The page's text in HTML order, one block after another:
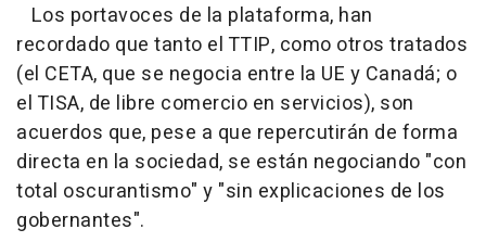
Los portavoces de la plataforma, han
recordado que tanto el TTIP, como otros tratados
(el CETA, que se negocia entre la UE y Canadá; o
el TISA, de libre comercio en servicios), son
acuerdos que, pese a que repercutirán de forma
directa en la sociedad, se están negociando "con
total oscurantismo" y "sin explicaciones de los
gobernantes".